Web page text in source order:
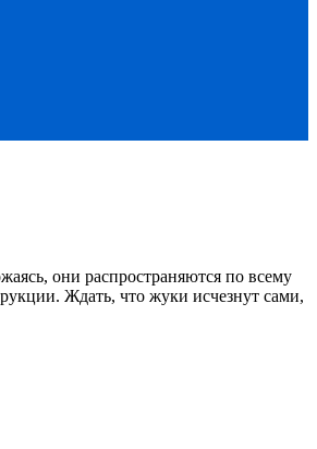
они распространяются по всему
Ждать, что жуки исчезнут сами,